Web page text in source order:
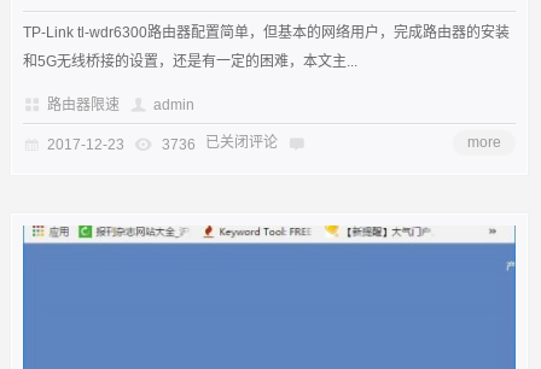
TP-Link tl-wdr6300路由器配置简单，但基本的网络用户，完成路由器的安装
和5G无线桥接的设置，还是有一定的困难，本文主...
路由器限速 admin
2017-12-23 3736 已关闭评论 more